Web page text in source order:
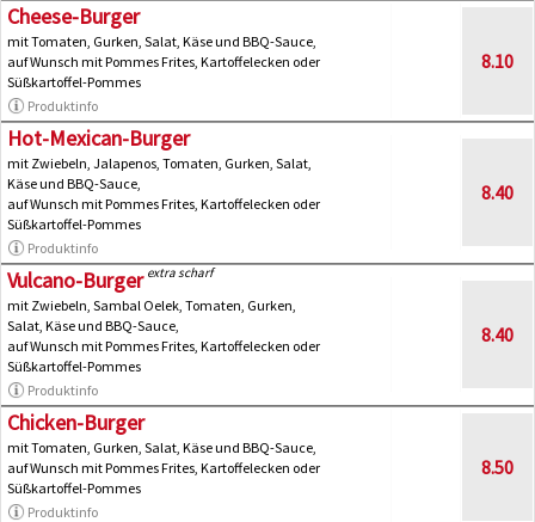
Cheese-Burger
mit Tomaten, Gurken, Salat, Käse und BBQ-Sauce,
auf Wunsch mit Pommes Frites, Kartoffelecken oder
Süßkartoffel-Pommes
Produktinfo
8.10
Hot-Mexican-Burger
mit Zwiebeln, Jalapenos, Tomaten, Gurken, Salat,
Käse und BBQ-Sauce,
auf Wunsch mit Pommes Frites, Kartoffelecken oder
Süßkartoffel-Pommes
Produktinfo
8.40
Vulcano-Burger extra scharf
mit Zwiebeln, Sambal Oelek, Tomaten, Gurken,
Salat, Käse und BBQ-Sauce,
auf Wunsch mit Pommes Frites, Kartoffelecken oder
Süßkartoffel-Pommes
Produktinfo
8.40
Chicken-Burger
mit Tomaten, Gurken, Salat, Käse und BBQ-Sauce,
auf Wunsch mit Pommes Frites, Kartoffelecken oder
Süßkartoffel-Pommes
Produktinfo
8.50